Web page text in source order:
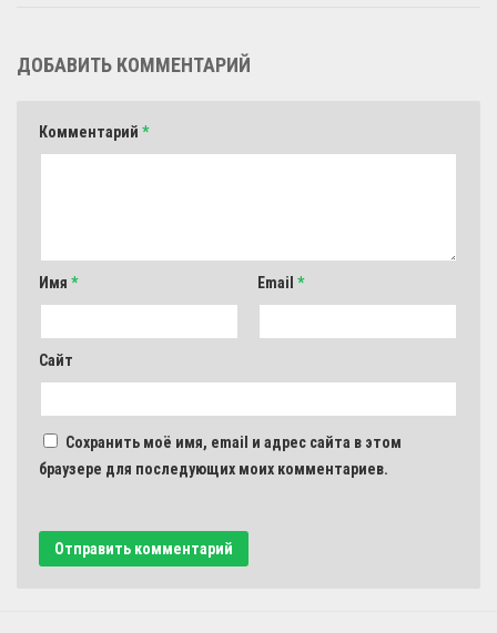
ДОБАВИТЬ КОММЕНТАРИЙ
Комментарий *
Имя * Email *
Сайт
Сохранить моё имя, email и адрес сайта в этом
браузере для последующих моих комментариев.